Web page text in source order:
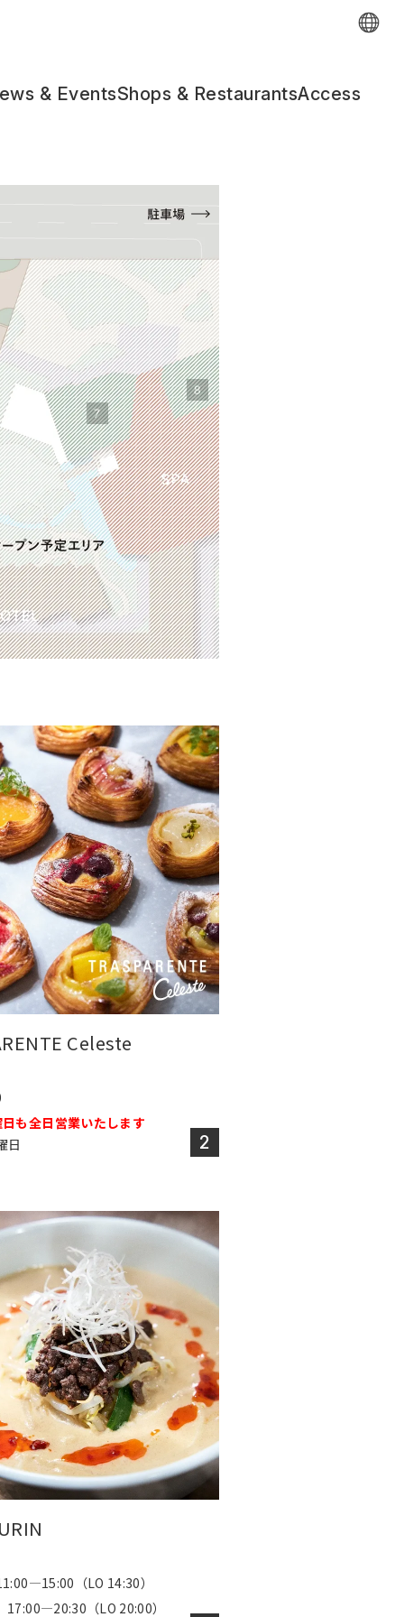
& EventsShops & RestaurantsAccess
Celeste
も全日営業いたします
日
2
（LO 14:30）
17:00―20:30（LO 20:00）